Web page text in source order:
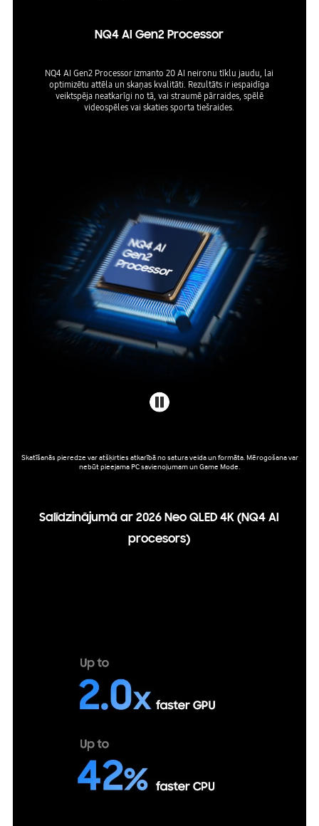
NQ4 AI Gen2 Processor
NQ4 AI Gen2 Processor izmanto 20 AI neironu tīklu jaudu, lai
optimizētu attēla un skaņas kvalitāti. Rezultāts ir iespaidīga
veiktspēja neatkarīgi no tā, vai straumē pārraides, spēlē
videospēles vai skaties sporta tiešraides.
Skatīšanās pieredze var atšķirties atkarībā no satura veida un formāta. Mērogošana var
nebūt pieejama PC savienojumam un Game Mode.
Salīdzinājumā ar 2026 Neo QLED 4K (NQ4 AI
procesors)